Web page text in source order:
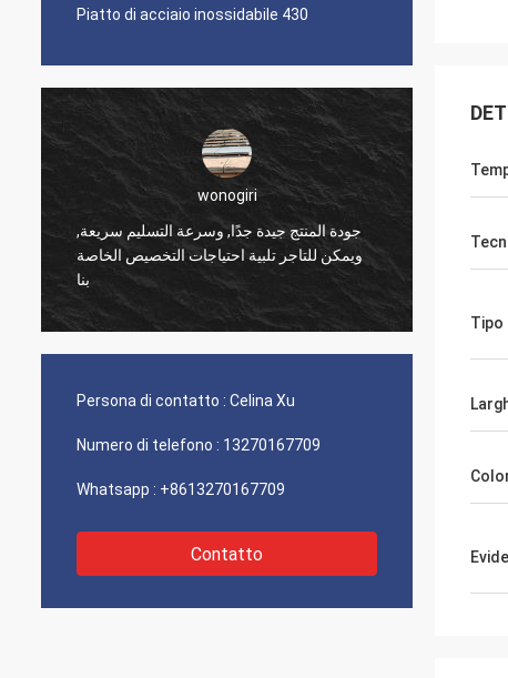
Piatto di acciaio inossidabile 430
wonogiri
جودة المنتج جيدة جدًا, وسرعة التسليم سريعة,
ويمكن للتاجر تلبية احتياجات التخصيص الخاصة
بنا
Persona di contatto : Celina Xu
Numero di telefono : 13270167709
Whatsapp : +8613270167709
Contatto
Tipo